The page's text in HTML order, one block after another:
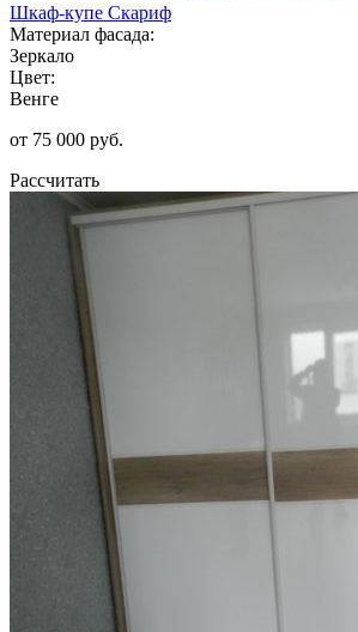
Шкаф-купе Скариф
Материал фасада:
Зеркало
Цвет:
Венге
от 75 000 руб.
Рассчитать